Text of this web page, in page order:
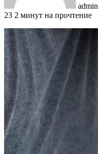
admin
23 2 минут на прочтение